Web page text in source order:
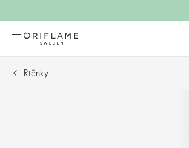
Rtěnky